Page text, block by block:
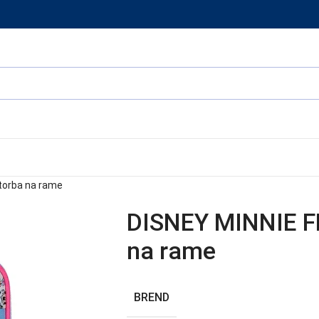
torba na rame
DISNEY MINNIE
na rame
BREND